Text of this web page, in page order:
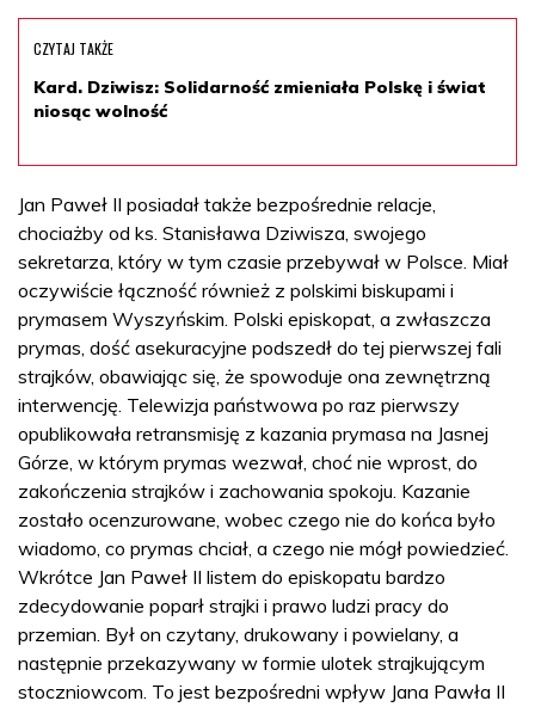
CZYTAJ TAKŻE
Kard. Dziwisz: Solidarność zmieniała Polskę i świat
niosąc wolność
Jan Paweł II posiadał także bezpośrednie relacje,
chociażby od ks. Stanisława Dziwisza, swojego
sekretarza, który w tym czasie przebywał w Polsce. Miał
oczywiście łączność również z polskimi biskupami i
prymasem Wyszyńskim. Polski episkopat, a zwłaszcza
prymas, dość asekuracyjne podszedł do tej pierwszej fali
strajków, obawiając się, że spowoduje ona zewnętrzną
interwencję. Telewizja państwowa po raz pierwszy
opublikowała retransmisję z kazania prymasa na Jasnej
Górze, w którym prymas wezwał, choć nie wprost, do
zakończenia strajków i zachowania spokoju. Kazanie
zostało ocenzurowane, wobec czego nie do końca było
wiadomo, co prymas chciał, a czego nie mógł powiedzieć.
Wkrótce Jan Paweł II listem do episkopatu bardzo
zdecydowanie poparł strajki i prawo ludzi pracy do
przemian. Był on czytany, drukowany i powielany, a
następnie przekazywany w formie ulotek strajkującym
stoczniowcom. To jest bezpośredni wpływ Jana Pawła II